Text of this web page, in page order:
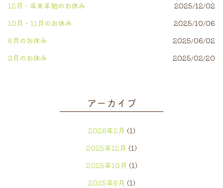
12月・年末年始のお休み
2025/12/02
10月・11月のお休み
2025/10/06
6月のお休み
2025/06/02
3月のお休み
2025/02/20
アーカイブ
2026年2月 (1)
2025年12月 (1)
2025年10月 (1)
2025年6月 (1)